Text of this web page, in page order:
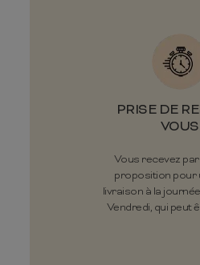
PRISE DE
VOUS
Vous recevez
proposition pour
livraison à la
Vendredi, qui peut